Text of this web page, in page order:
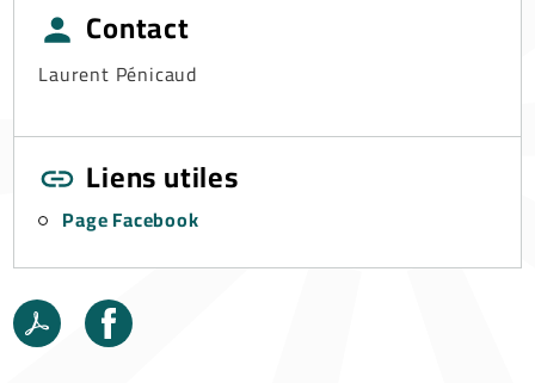
Contact
Laurent Pénicaud
Liens utiles
Page Facebook